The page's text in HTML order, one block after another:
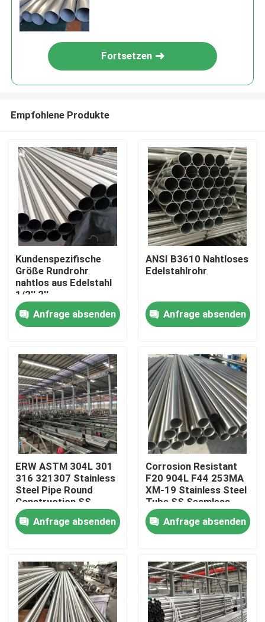
Haus
Produkte
Videos
Über uns
Fabrik-Ausflug
Qualitätskontrolle
Treten Sie mit uns in Verbindung
Fälle
nahtloses Rohr SS
Fortsetzen
Empfohlene Produkte
Kundenspezifische
Größe Rundrohr
nahtlos aus Edelstahl
1/2'' 2''
Anfrage absenden
ANSI B3610 Nahtloses
Edelstahlrohr
Anfrage absenden
ERW ASTM 304L 301
316 321307 Stainless
Steel Pipe Round
Construction SS
Seamless Pipe
Brushed Stainless
Steel Tube
Anfrage absenden
Corrosion Resistant
F20 904L F44 253MA
XM-19 Stainless Steel
Tube SS Seamless
Pipe BA Bright
Annealed
Anfrage absenden